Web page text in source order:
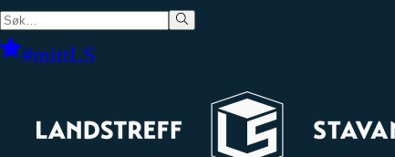
#mittLS